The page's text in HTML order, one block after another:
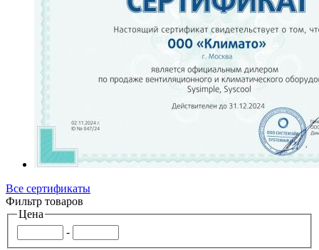
Все сертификаты
Фильтр товаров
Цена
-